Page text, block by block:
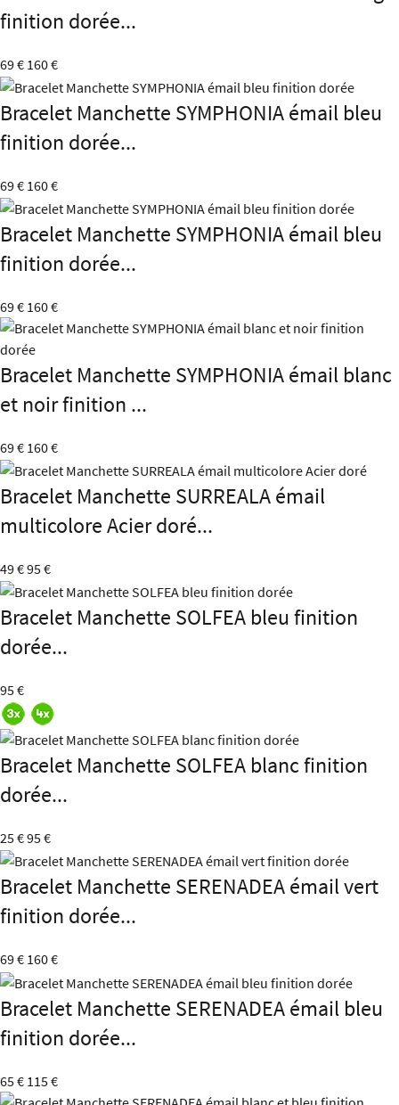
finition dorée...
69 € 160 €
Bracelet Manchette SYMPHONIA émail bleu
finition dorée...
69 € 160 €
Bracelet Manchette SYMPHONIA émail bleu
finition dorée...
69 € 160 €
Bracelet Manchette SYMPHONIA émail blanc
et noir finition ...
69 € 160 €
Bracelet Manchette SURREALA émail
multicolore Acier doré...
49 €95 €
Bracelet Manchette SOLFEA bleu finition
dorée...
95 €
Bracelet Manchette SOLFEA blanc finition
dorée...
25 €95 €
Bracelet Manchette SERENADEA émail vert
finition dorée...
69 € 160 €
Bracelet Manchette SERENADEA émail bleu
finition dorée...
65 € 115 €